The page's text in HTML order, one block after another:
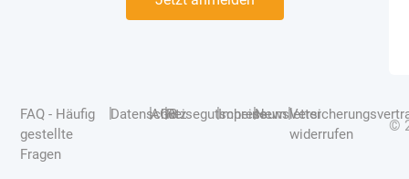
FAQ - Häufig
gestellte
Fragen
|Datenschutz
|AGB
|Reisegutscheine
|Impressum
|Newsletter
|
widerrufen
©